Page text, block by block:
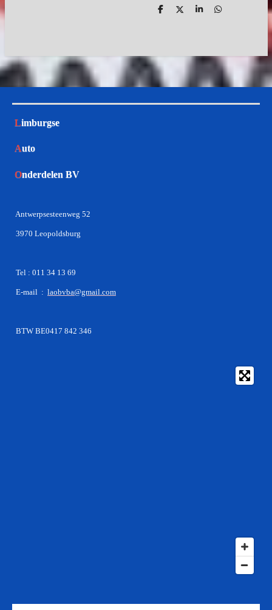
D
D
S
D
Limburgse
Auto
Onderdelen BV
Antwerpsesteenweg 52
3970 Leopoldsburg
Tel : 011 34 13 69
E-mail : laobvba@gmail.com
BTW BE0417 842 346